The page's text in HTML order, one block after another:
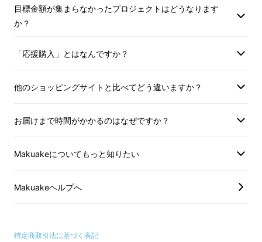
11・iPad Pro 12.9に対応しております。
目標金額が集まらなかったプロジェクトはどうなります
か？
「応援購入」とはなんですか？
他のショッピングサイトと比べてどう違いますか？
お届けまで時間がかかるのはなぜですか？
Makuakeについてもっと知りたい
Makuakeヘルプへ
特定商取引法に基づく表記